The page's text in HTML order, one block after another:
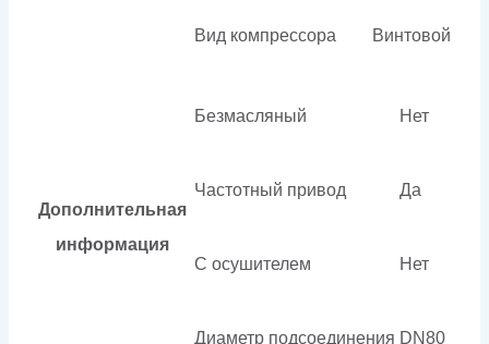
Вид компрессора Винтовой
Дополнительная
информация
Безмасляный Нет
Частотный привод Да
С осушителем Нет
Диаметр подсоединения DN80